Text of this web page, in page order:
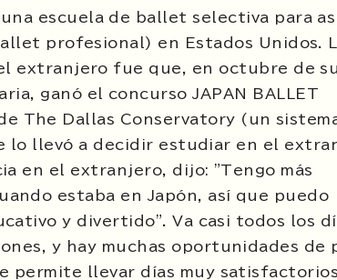
escuela de ballet selectiva para
profesional) en Estados Unidos.
extranjero fue que, en octubre de
ganó el concurso JAPAN BALLET
The Dallas Conservatory (un
lo llevó a decidir estudiar en el
en el extranjero, dijo: "Tengo más
estaba en Japón, así que puedo
y divertido". Va casi todos los
y hay muchas oportunidades de
permite llevar días muy